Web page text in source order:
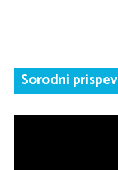
Sorodni